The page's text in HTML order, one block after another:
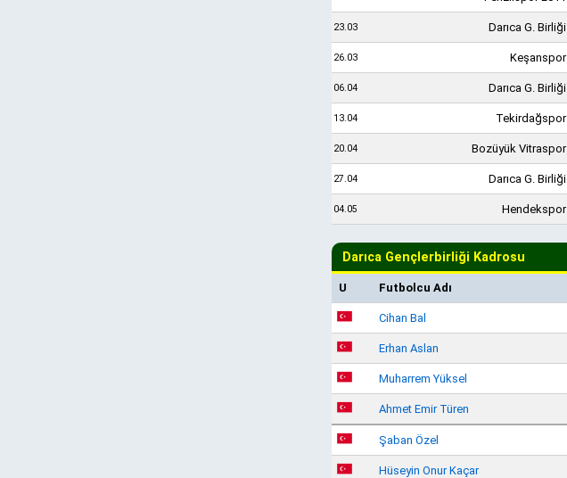
23.03 Darıca G. Birliği
26.03 Keşanspor
06.04 Darıca G. Birliği
13.04 Tekirdağspor
20.04 Bozüyük Vitraspor
27.04 Darıca G. Birliği
04.05 Hendekspor
Darıca Gençlerbirliği Kadrosu
U Futbolcu Adı
Cihan Bal
Erhan Aslan
Muharrem Yüksel
Ahmet Emir Türen
Şaban Özel
Hüseyin Onur Kaçar